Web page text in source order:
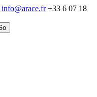
info@arace.fr +33 6 07 18